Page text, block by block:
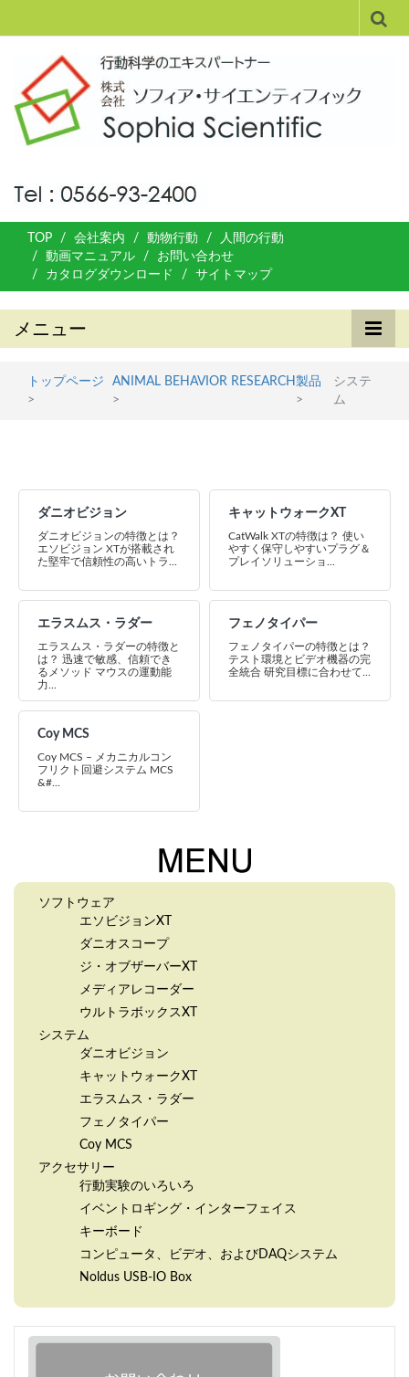
TOP 会社案内 動物行動
人間の行動
動画マニュアル
お問い合わせ
カタログダウンロード
サイトマップ
メニュー
トップページ
>
ANIMAL BEHAVIOR RESEARCH
>
製品
>
システ
ム
ダニオビジョン
ダニオビジョンの特徴とは？
エソビジョン XTが搭載され
た堅牢で信頼性の高いトラ...
キャットウォークXT
CatWalk XTの特徴は？ 使い
やすく保守しやすいプラグ＆
プレイソリューショ...
エラスムス・ラダー
エラスムス・ラダーの特徴と
は？ 迅速で敏感、信頼でき
るメソッド マウスの運動能
力...
フェノタイパー
フェノタイパーの特徴とは？
テスト環境とビデオ機器の完
全統合 研究目標に合わせて...
Coy MCS
Coy MCS – メカニカルコン
フリクト回避システム MCS
&#...
ソフトウェア
エソビジョンXT
ダニオスコープ
ジ・オブザーバーXT
メディアレコーダー
ウルトラボックスXT
システム
ダニオビジョン
キャットウォークXT
エラスムス・ラダー
フェノタイパー
Coy MCS
アクセサリー
行動実験のいろいろ
イベントロギング・インターフェイス
キーボード
コンピュータ、ビデオ、およびDAQシステム
Noldus USB-IO Box